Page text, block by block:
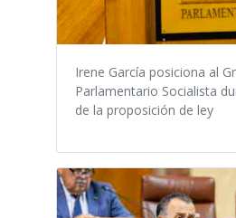
Irene García posiciona al
Parlamentario Socialista
de la proposición de ley